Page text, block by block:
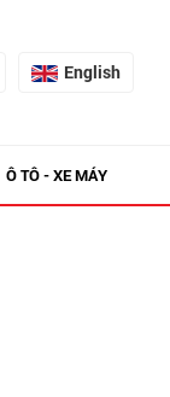
English
Ô TÔ - XE MÁY